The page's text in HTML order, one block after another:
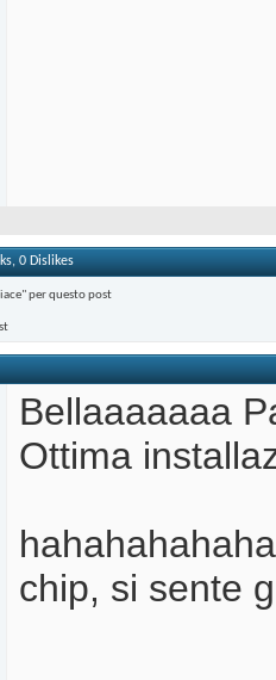
0 Dislikes
per questo post
Bellaaaaaaa
Ottima
chip, si sente